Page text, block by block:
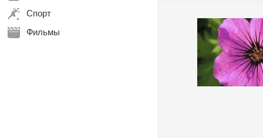
Спорт
Фильмы